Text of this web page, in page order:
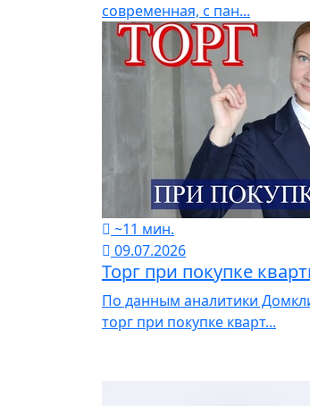
современная, с пан...
~11 мин.
09.07.2026
Торг при покупке
По данным аналитики
торг при покупке кварт...